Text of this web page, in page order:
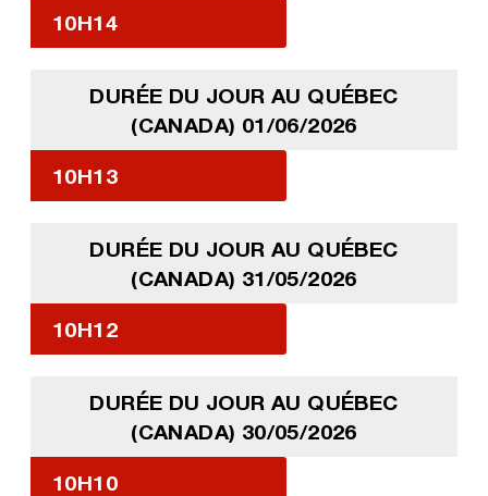
10H14
DURÉE DU JOUR AU QUÉBEC
(CANADA) 01/06/2026
10H13
DURÉE DU JOUR AU QUÉBEC
(CANADA) 31/05/2026
10H12
DURÉE DU JOUR AU QUÉBEC
(CANADA) 30/05/2026
10H10